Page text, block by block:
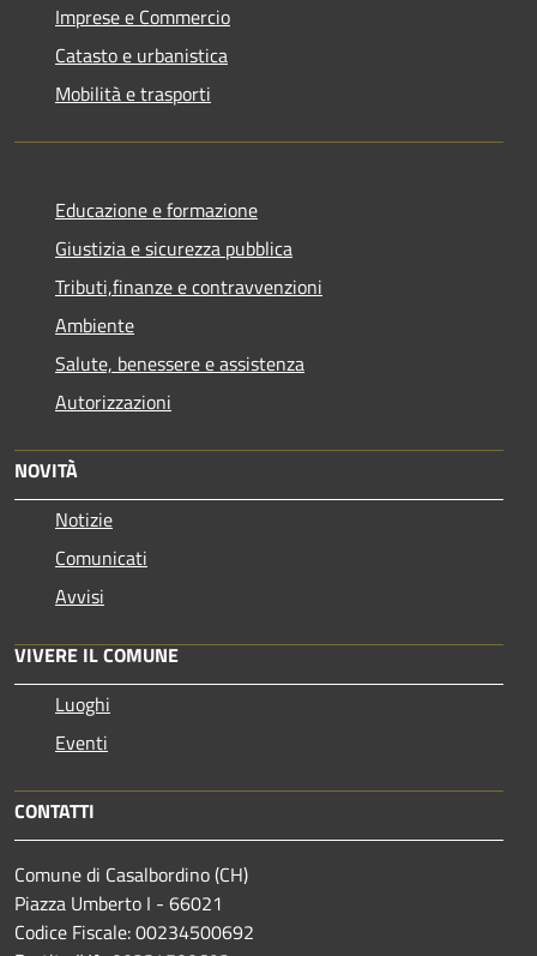
Imprese e Commercio
Catasto e urbanistica
Mobilità e trasporti
Educazione e formazione
Giustizia e sicurezza pubblica
Tributi,finanze e contravvenzioni
Ambiente
Salute, benessere e assistenza
Autorizzazioni
NOVITÀ
Notizie
Comunicati
Avvisi
VIVERE IL COMUNE
Luoghi
Eventi
CONTATTI
Comune di Casalbordino (CH)
Piazza Umberto I - 66021
Codice Fiscale: 00234500692